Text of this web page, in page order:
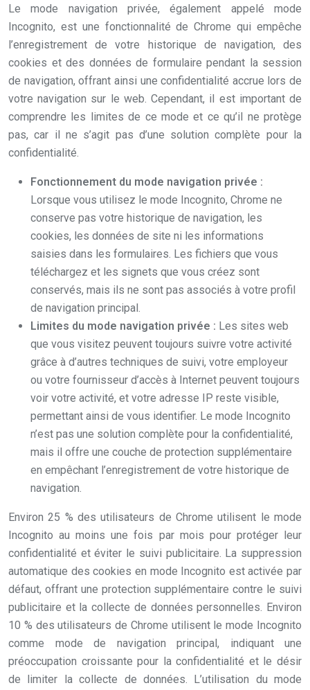
Le mode navigation privée, également appelé mode
Incognito, est une fonctionnalité de Chrome qui empêche
l’enregistrement de votre historique de navigation, des
cookies et des données de formulaire pendant la session
de navigation, offrant ainsi une confidentialité accrue lors de
votre navigation sur le web. Cependant, il est important de
comprendre les limites de ce mode et ce qu’il ne protège
pas, car il ne s’agit pas d’une solution complète pour la
confidentialité.
Fonctionnement du mode navigation privée :
Lorsque vous utilisez le mode Incognito, Chrome ne
conserve pas votre historique de navigation, les
cookies, les données de site ni les informations
saisies dans les formulaires. Les fichiers que vous
téléchargez et les signets que vous créez sont
conservés, mais ils ne sont pas associés à votre profil
de navigation principal.
Limites du mode navigation privée : Les sites web
que vous visitez peuvent toujours suivre votre activité
grâce à d’autres techniques de suivi, votre employeur
ou votre fournisseur d’accès à Internet peuvent toujours
voir votre activité, et votre adresse IP reste visible,
permettant ainsi de vous identifier. Le mode Incognito
n’est pas une solution complète pour la confidentialité,
mais il offre une couche de protection supplémentaire
en empêchant l’enregistrement de votre historique de
navigation.
Environ 25 % des utilisateurs de Chrome utilisent le mode
Incognito au moins une fois par mois pour protéger leur
confidentialité et éviter le suivi publicitaire. La suppression
automatique des cookies en mode Incognito est activée par
défaut, offrant une protection supplémentaire contre le suivi
publicitaire et la collecte de données personnelles. Environ
10 % des utilisateurs de Chrome utilisent le mode Incognito
comme mode de navigation principal, indiquant une
préoccupation croissante pour la confidentialité et le désir
de limiter la collecte de données. L’utilisation du mode